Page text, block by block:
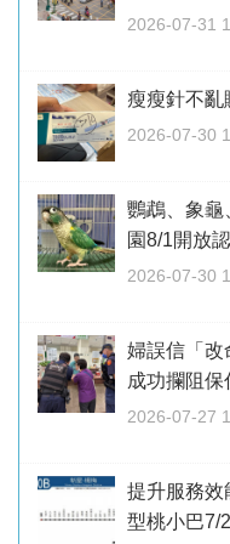
2026-07-31
瘦瘦針不
2026-07-30
鸚鵡、象
園8/1開放
2026-07-30
婦誤信「
成功攔阻保
2026-07-27
提升服務
型桃小巴7/